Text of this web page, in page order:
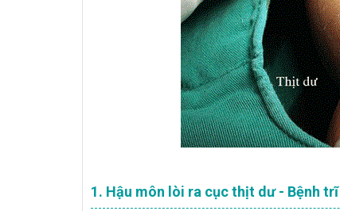
1. Hậu môn lòi ra cục thịt dư - Bệnh trĩ